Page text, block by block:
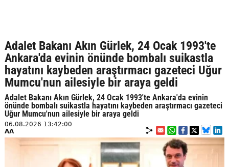
Adalet Bakanı Akın Gürlek, 24 Ocak 1993'te
Ankara'da evinin önünde bombalı suikastla
hayatını kaybeden araştırmacı gazeteci Uğur
Mumcu'nun ailesiyle bir araya geldi
Adalet Bakanı Akın Gürlek, 24 Ocak 1993'te Ankara'da evinin
önünde bombalı suikastla hayatını kaybeden araştırmacı gazeteci
Uğur Mumcu'nun ailesiyle bir araya geldi
06.08.2026 13:42:00
AA